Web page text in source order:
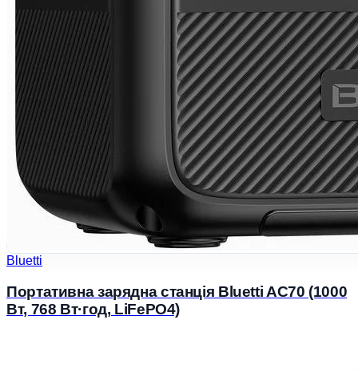
Bluetti
Портативна зарядна станція Bluetti AC70 (1000
Вт, 768 Вт·год, LiFePO4)